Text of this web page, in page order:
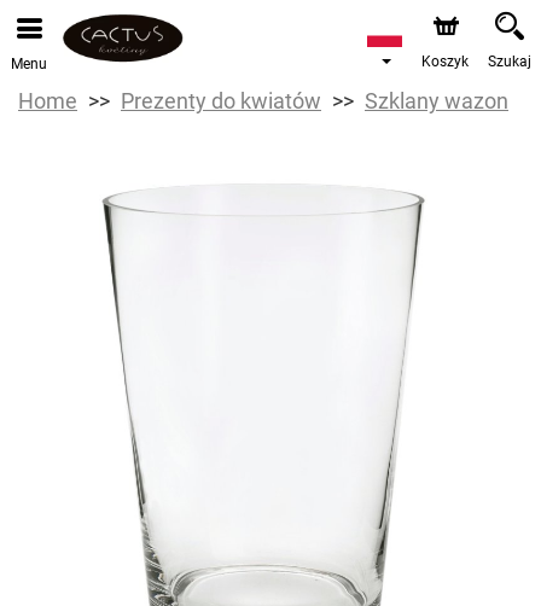
Menu Koszyk Szukaj
Home Prezenty do kwiatów Szklany wazon